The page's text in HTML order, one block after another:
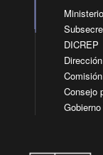
DICREP
Consejo